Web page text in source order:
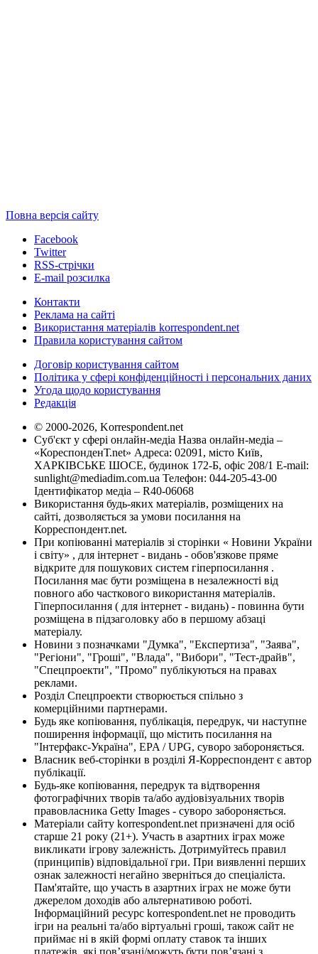
Повна версія сайту
Facebook
Twitter
RSS-стрічки
E-mail розсилка
Контакти
Реклама на сайті
Використання матеріалів korrespondent.net
Правила користування сайтом
Договір користування сайтом
Політика у сфері конфіденційності і персональних даних
Угода щодо користування
Редакція
© 2000-2026, Korrespondent.net
Суб'єкт у сфері онлайн-медіа Назва онлайн-медіа –
«КореспонденТ.net» Адреса: 02091, місто Київ,
ХАРКІВСЬКЕ ШОСЕ, будинок 172-Б, офіс 208/1 E-mail:
sunlight@mediadim.com.ua Телефон: 044-205-43-00
Ідентифікатор медіа – R40-06068
Використання будь-яких матеріалів, розміщених на
сайті, дозволяється за умови посилання на
Корреспондент.net.
При копіюванні матеріалів зі сторінки « Новини України
і світу» , для інтернет - видань - обов'язкове пряме
відкрите для пошукових систем гіперпосилання .
Посилання має бути розміщена в незалежності від
повного або часткового використання матеріалів.
Гіперпосилання ( для інтернет - видань) - повинна бути
розміщена в підзаголовку або в першому абзаці
матеріалу.
Новини з позначками "Думка", "Експертиза", "Заява",
"Регіони", "Гроші", "Влада", "Вибори", "Тест-драйв",
"Спецпроекти", "Промо" публікуються на правах
реклами.
Розділ Спецпроекти створюється спільно з
комерційними партнерами.
Будь яке копіювання, публікація, передрук, чи наступне
поширення інформації, що містить посилання на
"Інтерфакс-Україна", EPA / UPG, суворо забороняється.
Власник веб-сторінки в розділі Я-Корреспондент є автор
публікації.
Будь-яке копіювання, передрук та відтворення
фотографічних творів та/або аудіовізуальних творів
правовласника Getty Images - суворо забороняється.
Матеріали сайту korrespondent.net призначені для осіб
старше 21 року (21+). Участь в азартних іграх може
викликати ігрову залежність. Дотримуйтесь правил
(принципів) відповідальної гри. При виявленні перших
ознак залежності негайно зверніться до спеціаліста.
Пам'ятайте, що участь в азартних іграх не може бути
джерелом доходів або альтернативою роботі.
Інформаційний ресурс korrespondent.net не проводить
ігри на реальні та/або віртуальні гроші, також сайт не
приймає ні в якій формі оплату ставок та інших
платежів, які пов’язані/можуть бути пов’язані з